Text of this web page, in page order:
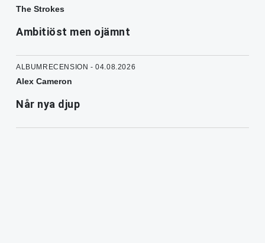
The Strokes
Ambitiöst men ojämnt
ALBUMRECENSION - 04.08.2026
Alex Cameron
Når nya djup